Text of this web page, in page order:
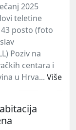
2025
teletine
posto (foto
Poziv na
centara i
u Hrva... Više